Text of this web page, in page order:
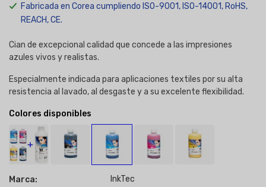
Fabricada en Corea cumpliendo ISO-9001, ISO-14001, RoHS,
REACH, CE.
Cian de excepcional calidad que concede a las impresiones
azules vivos y realistas.
Especialmente indicada para aplicaciones textiles por su alta
resistencia al lavado, al desgaste y a su excelente flexibilidad.
Colores disponibles
Marca:
InkTec